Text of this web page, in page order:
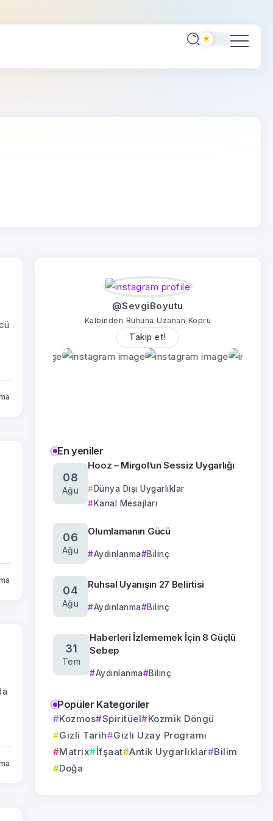
@SevgiBoyutu
Kalbinden Ruhuna Uzanan Köprü
Takip et!
En yeniler
08
Ağu
Hooz – Mirgol’un Sessiz Uygarlığı
Dünya Dışı Uygarlıklar
Kanal Mesajları
06
Ağu
Olumlamanın Gücü
Aydınlanma Bilinç
04
Ağu
Ruhsal Uyanışın 27 Belirtisi
Aydınlanma Bilinç
31
Tem
Haberleri İzlememek İçin 8 Güçlü
Sebep
Aydınlanma Bilinç
Popüler Kategoriler
Kozmos Spiritüel
Kozmik Döngü
Gizli Tarih
Gizli Uzay Programı
Matrix
İfşaat Antik Uygarlıklar
Bilim
Doğa